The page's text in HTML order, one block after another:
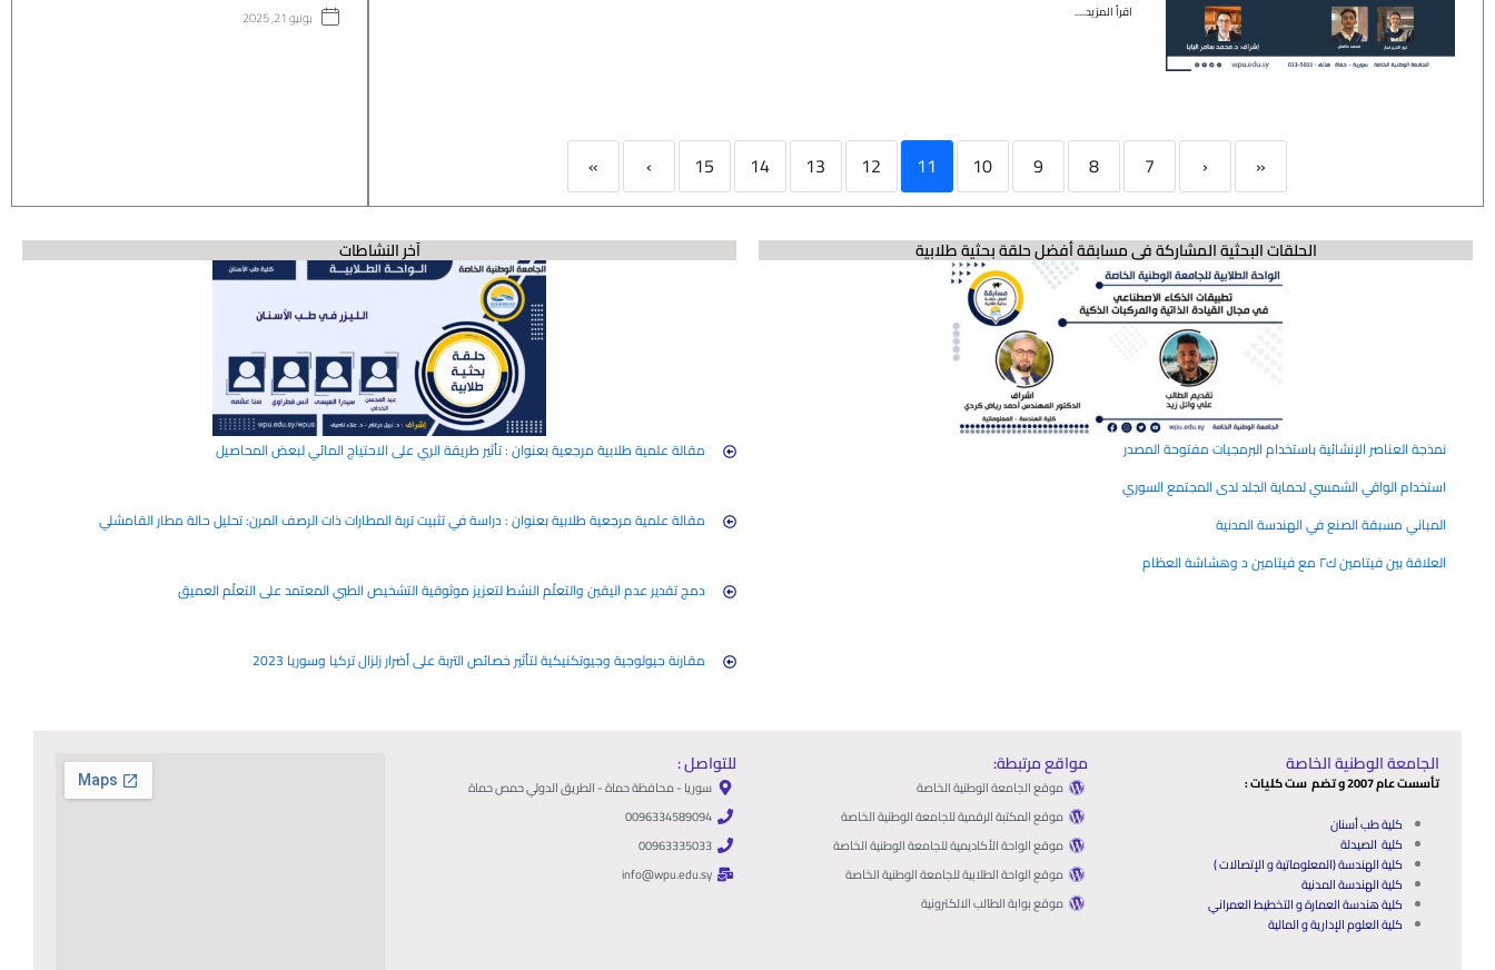
اقرأ المزيد.....
«
‹
7
8
9
10
11
12
13
14
15
›
»
يونيو 21, 2025
الحلقات البحثية المشاركة في مسابقة أفضل حلقة بحثية طلابية
نمذجة العناصر الإنشائية باستخدام البرمجيات مفتوحة المصدر
استخدام الواقي الشمسي لحماية الجلد لدى المجتمع السوري
المباني مسبقة الصنع في الهندسة المدنية
العلاقة بين فيتامين ك٢ مع فيتامين د وهشاشة العظام
آخر النشاطات
مقالة علمية طلابية مرجعية بعنوان : تأثير طريقة الري على الاحتياج المائي لبعض المحاصيل
مقالة علمية مرجعية طلابية بعنوان : دراسة في تثبيت تربة المطارات ذات الرصف المرن: تحليل حالة مطار القامشلي
دمج تقدير عدم اليقين والتعلّم النشط لتعزيز موثوقية التشخيص الطبي المعتمد على التعلّم العميق
مقارنة جيولوجية وجيوتكنيكية لتأثير خصائص التربة على أضرار زلزال تركيا وسوريا 2023
الجامعة الوطنية الخاصة
تأسست عام 2007 و تضم ست كليات :
كلية طب أسنان
كلية الصيدلة
كلية الهندسة (المعلوماتية و الإتصالات )
كلية الهندسة المدنية
كلية هندسة العمارة و التخطيط العمراني
كلية العلوم الإدارية و المالية
مواقع مرتبطة:
موقع الجامعة الوطنية الخاصة
موقع المكتبة الرقمية للجامعة الوطنية الخاصة
موقع الواحة الأكاديمية للجامعة الوطنية الخاصة
موقع الواحة الطلابية للجامعة الوطنية الخاصة
موقع بوابة الطالب الالكترونية
للتواصل :
سوريا - محافظة حماة - الطريق الدولي حمص حماة
0096334589094
00963335033
info@wpu.edu.sy